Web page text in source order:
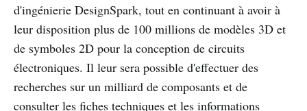
d'ingénierie DesignSpark, tout en continuant à avoir à
leur disposition plus de 100 millions de modèles 3D et
de symboles 2D pour la conception de circuits
électroniques. Il leur sera possible d'effectuer des
recherches sur un milliard de composants et de
consulter les fiches techniques et les informations